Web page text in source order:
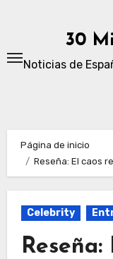
30
Noticias de
Página de inicio
Reseña: El caos
Celebrity